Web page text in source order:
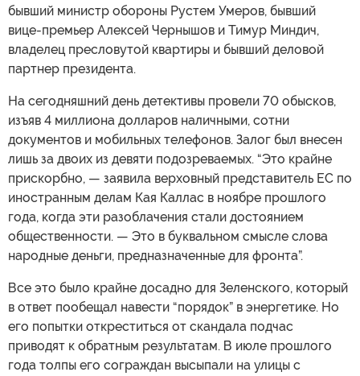
бывший министр обороны Рустем Умеров, бывший
вице-премьер Алексей Чернышов и Тимур Миндич,
владелец пресловутой квартиры и бывший деловой
партнер президента.
На сегодняшний день детективы провели 70 обысков,
изъяв 4 миллиона долларов наличными, сотни
документов и мобильных телефонов. Залог был внесен
лишь за двоих из девяти подозреваемых. “Это крайне
прискорбно, — заявила верховный представитель ЕС по
иностранным делам Кая Каллас в ноябре прошлого
года, когда эти разоблачения стали достоянием
общественности. — Это в буквальном смысле слова
народные деньги, предназначенные для фронта”.
Все это было крайне досадно для Зеленского, который
в ответ пообещал навести “порядок” в энергетике. Но
его попытки откреститься от скандала подчас
приводят к обратным результатам. В июле прошлого
года толпы его сограждан высыпали на улицы с